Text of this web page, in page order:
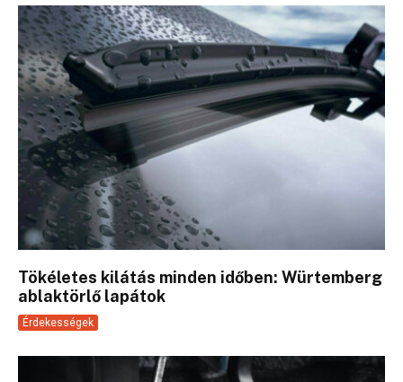
Tökéletes kilátás minden időben: Würtemberg
ablaktörlő lapátok
Érdekességek